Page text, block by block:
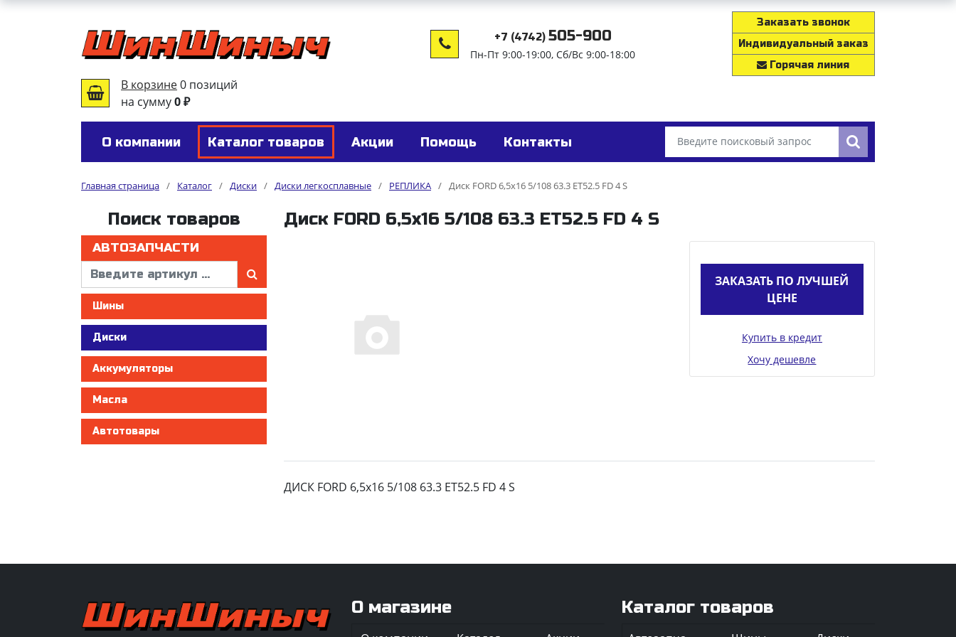
В корзине0 позиций
на сумму0 ₽
+7 (4742) 505-900
Пн-Пт 9:00-19:00, Сб/Вс 9:00-18:00
Заказать звонок
Индивидуальный заказ
Горячая линия
О компании Каталог товаров Акции Помощь Контакты
Главная страница / Каталог / Диски / Диски легкосплавные / РЕПЛИКА / Диск FORD 6,5x16 5/108 63.3 ET52.5 FD 4 S
Поиск товаров
АВТОЗАПЧАСТИ
Шины
Диски
Аккумуляторы
Масла
Автотовары
Диск FORD 6,5x16 5/108 63.3 ET52.5 FD 4 S
ЗАКАЗАТЬ ПО ЛУЧШЕЙ
ЦЕНЕ
Купить в кредит
Хочу дешевле
ДИСК FORD 6,5x16 5/108 63.3 ET52.5 FD 4 S
О магазине Каталог товаров